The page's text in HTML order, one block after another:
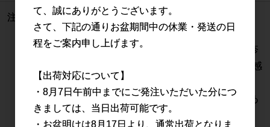
注意事項
●「食品加工(料理)」にはお使いいただ
けません。
●体質によって、かゆみ、かぶれ、発疹
などを起こすことがあります。異常を感
じたら使用を中止してください。
●薬品や溶剤によって変質する場合があ
ります。
て、誠にありがとうございます。
さて、下記の通りお盆期間中の休業・発送の日
程をご案内申し上げます。
【出荷対応について】
・8月7日午前中までにご発注いただいた分につ
きましては、当日出荷可能です。
・お盆明けは8月17日より、通常出荷となりま